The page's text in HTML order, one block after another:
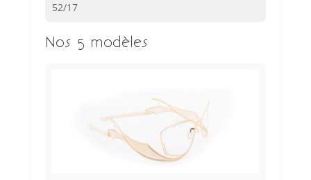
52/17
Nos 5 modèles